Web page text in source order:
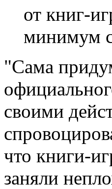
от книг-
минимум
"Сама
своими
что книги-
заняли